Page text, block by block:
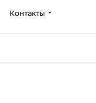
Контакты